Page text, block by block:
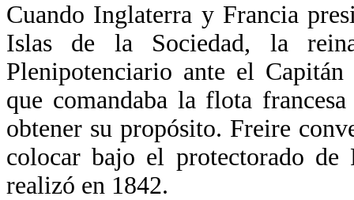
Cuando Inglaterra y Francia
Islas de la Sociedad, la
Plenipotenciario ante el
que comandaba la flota
obtener su propósito. Freire
colocar bajo el protectorado
realizó en 1842.